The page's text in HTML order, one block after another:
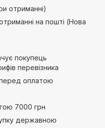
отриманні)
на пошті (Нова
покупець
перевізника
оплатою
7000 грн
державною